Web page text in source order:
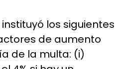
los siguientes
de aumento
de la multa: (i)